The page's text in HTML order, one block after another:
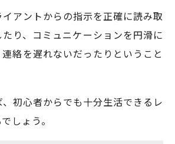
アントからの指示を正確に読み取
り、コミュニケーションを円滑に
絡を遅れないだったりということ
初心者からでも十分生活できるレ
しょう。